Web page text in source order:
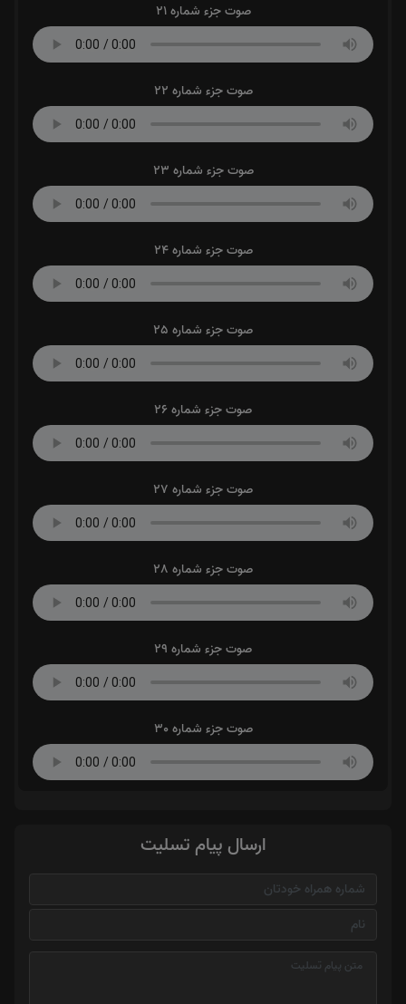
صوت جزء شماره 21
صوت جزء شماره 22
صوت جزء شماره 23
صوت جزء شماره 24
صوت جزء شماره 25
صوت جزء شماره 26
صوت جزء شماره 27
صوت جزء شماره 28
صوت جزء شماره 29
صوت جزء شماره 30
ارسال پیام تسلیت